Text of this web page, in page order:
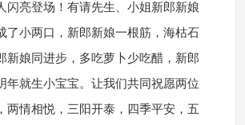
闪亮登场！有请先生、小姐新郎新娘
了小两口，新郎新娘一根筋，海枯石
新娘同进步，多吃萝卜少吃醋，新郎
年就生小宝宝。让我们共同祝愿两位
两情相悦，三阳开泰，四季平安，五